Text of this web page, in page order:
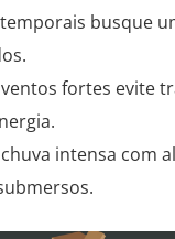
busque
ventos fortes evite
intensa com